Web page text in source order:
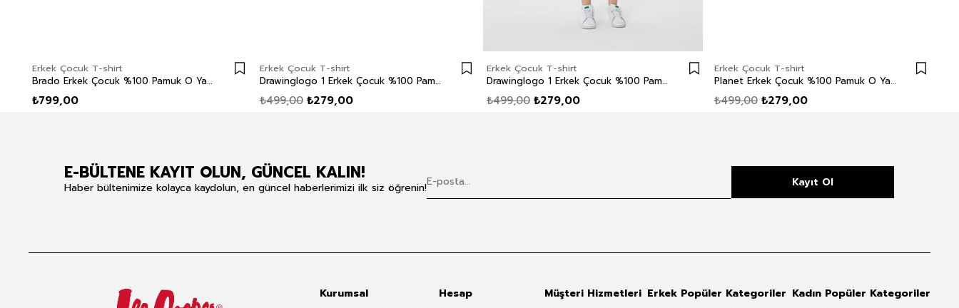
Erkek Çocuk T-shirt
Brado Erkek Çocuk %100 Pamuk O Yaka Uzun Kol T-Shirt Kırmızı
₺799,00
Erkek Çocuk T-shirt
Drawinglogo 1 Erkek Çocuk %100 Pamuk O Yaka T-Shirt Sarı
₺279,00
₺499,00
Erkek Çocuk T-shirt
Drawinglogo 1 Erkek Çocuk %100 Pamuk O Yaka T-Shirt Off White
₺279,00
₺499,00
Erkek Çocuk T-shirt
Planet Erkek Çocuk %100 Pamuk O Yaka T-Shirt Hardal
₺279,00
₺499,00
E-BÜLTENE KAYIT OLUN, GÜNCEL KALIN!
Haber bültenimize kolayca kaydolun, en güncel haberlerimizi ilk siz öğrenin! Kayıt Ol
Kurumsal
Hesap
Müşteri Hizmetleri Erkek Popüler Kategoriler Kadın Popüler Kategoriler